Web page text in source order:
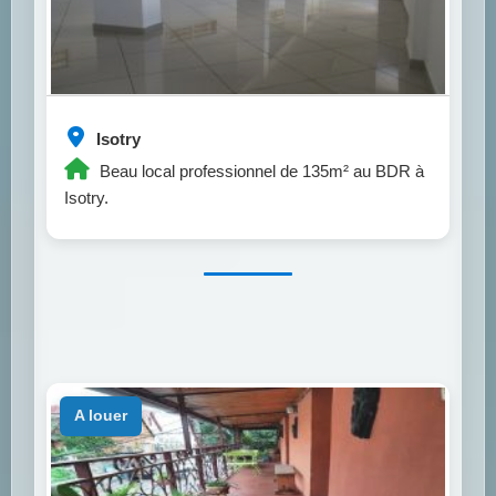
Isotry
Beau local professionnel de 135m² au BDR à
Isotry.
a louer